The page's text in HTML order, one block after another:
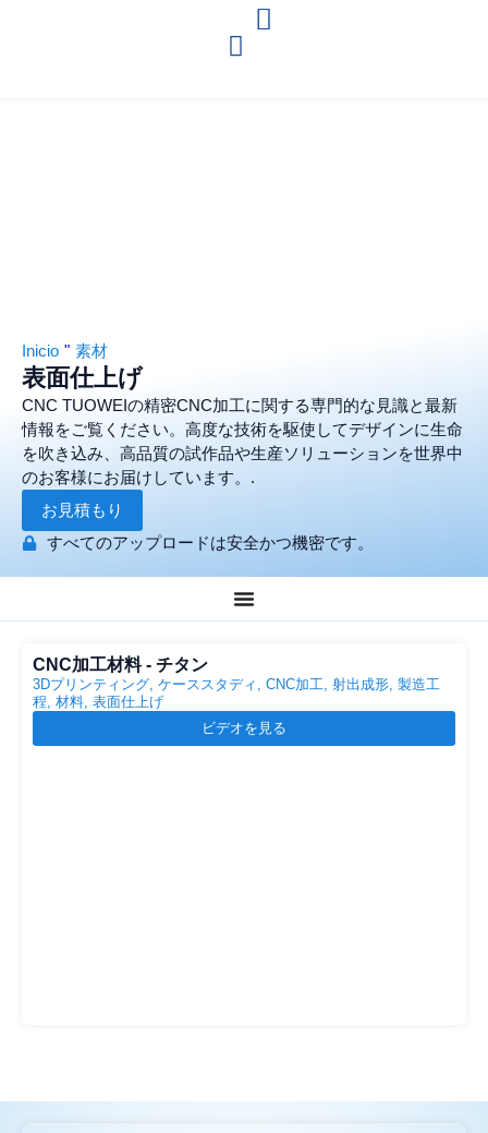
Inicio " 素材
表面仕上げ
CNC TUOWEIの精密CNC加工に関する専門的な見識と最新
情報をご覧ください。高度な技術を駆使してデザインに生命
を吹き込み、高品質の試作品や生産ソリューションを世界中
のお客様にお届けしています。.
お見積もり
すべてのアップロードは安全かつ機密です。
CNC加工材料 - チタン
3Dプリンティング, ケーススタディ , CNC加工, 射出成形, 製造工
程, 材料, 表面仕上げ
ビデオを見る